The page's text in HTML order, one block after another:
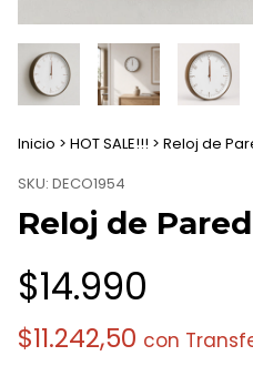
Inicio > HOT SALE!!! > Reloj de
SKU: DECO1954
Reloj de
$14.990
$11.242,50 con